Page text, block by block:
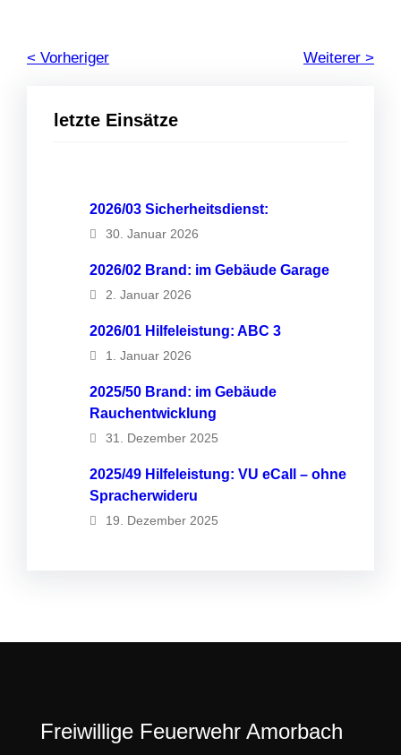
letzte Einsätze
2026/03 Sicherheitsdienst:
30. Januar 2026
2026/02 Brand: im Gebäude Garage
2. Januar 2026
2026/01 Hilfeleistung: ABC 3
1. Januar 2026
2025/50 Brand: im Gebäude
Rauchentwicklung
31. Dezember 2025
2025/49 Hilfeleistung: VU eCall – ohne
Spracherwideru
19. Dezember 2025
< Vorheriger Weiterer >
Freiwillige Feuerwehr Amorbach